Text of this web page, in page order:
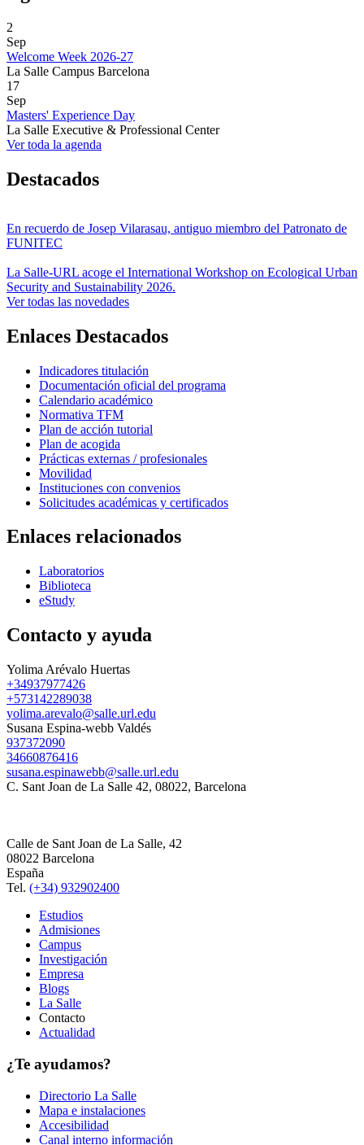
2
Sep
Welcome Week 2026-27
La Salle Campus Barcelona
17
Sep
Masters' Experience Day
La Salle Executive & Professional Center
Ver toda la agenda
Destacados
En recuerdo de Josep Vilarasau, antiguo miembro del Patronato de
FUNITEC
La Salle-URL acoge el International Workshop on Ecological Urban
Security and Sustainability 2026.
Ver todas las novedades
Enlaces Destacados
Indicadores titulación
Documentación oficial del programa
Calendario académico
Normativa TFM
Plan de acción tutorial
Plan de acogida
Prácticas externas / profesionales
Movilidad
Instituciones con convenios
Solicitudes académicas y certificados
Enlaces relacionados
Laboratorios
Biblioteca
eStudy
Contacto y ayuda
Yolima Arévalo Huertas
+34937977426
+573142289038
yolima.arevalo@salle.url.edu
Susana Espina-webb Valdés
937372090
34660876416
susana.espinawebb@salle.url.edu
C. Sant Joan de La Salle 42, 08022, Barcelona
Calle de Sant Joan de La Salle, 42
08022 Barcelona
España
Tel. (+34) 932902400
Estudios
Admisiones
Campus
Investigación
Empresa
Blogs
La Salle
Contacto
Actualidad
¿Te ayudamos?
Directorio La Salle
Mapa e instalaciones
Accesibilidad
Canal interno información